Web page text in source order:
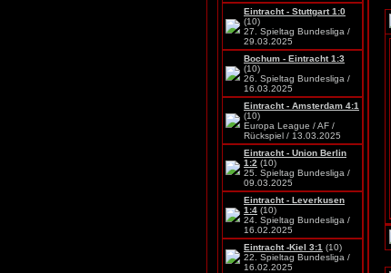
Eintracht - Stuttgart 1:0
(10)
27. Spieltag Bundesliga /
29.03.2025
Bochum - Eintracht 1:3
(10)
26. Spieltag Bundesliga /
16.03.2025
Eintracht - Amsterdam 4:1
(10)
Europa League / AF /
Rückspiel / 13.03.2025
Eintracht - Union Berlin
1:2 (10)
25. Spieltag Bundesliga /
09.03.2025
Eintracht - Leverkusen
1:4 (10)
24. Spieltag Bundesliga /
16.02.2025
Eintracht -Kiel 3:1 (10)
22. Spieltag Bundesliga /
16.02.2025